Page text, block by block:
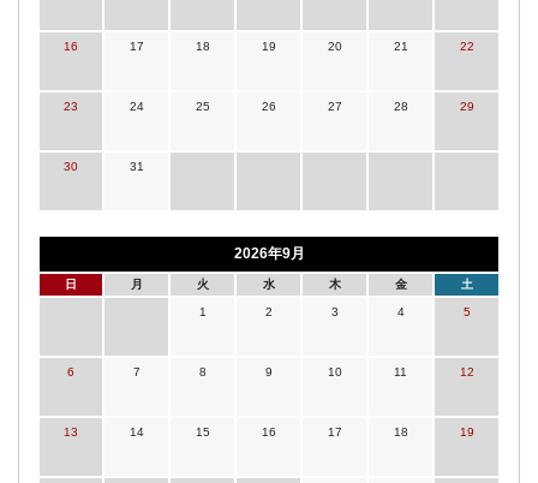
16 17 18 19 20 21 22
23 24 25 26 27 28 29
30 31
2026年9月
日 月 火 水 木 金 土
1 2 3 4 5
6 7 8 9 10 11 12
13 14 15 16 17 18 19